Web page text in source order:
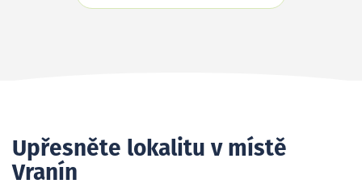
Upřesněte lokalitu v místě
Vranín